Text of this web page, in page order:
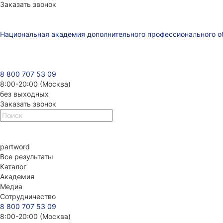
Заказать звонок
Национальная академия дополнительного профессионального
8 800 707 53 09
8:00-20:00 (Москва)
без выходных
Заказать звонок
partword
Все результаты
Каталог
Академия
Медиа
Сотрудничество
8 800 707 53 09
8:00-20:00 (Москва)